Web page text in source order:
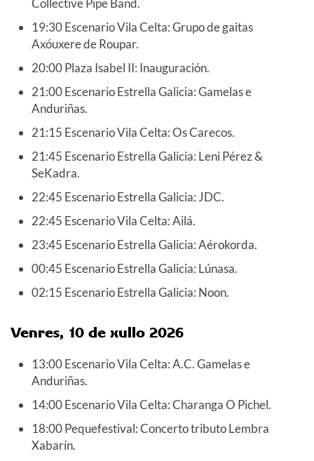
Collective Pipe Band.
19:30 Escenario Vila Celta: Grupo de gaitas
Axóuxere de Roupar.
20:00 Plaza Isabel II: Inauguración.
21:00 Escenario Estrella Galicia: Gamelas e
Anduriñas.
21:15 Escenario Vila Celta: Os Carecos.
21:45 Escenario Estrella Galicia: Leni Pérez &
SeKadra.
22:45 Escenario Estrella Galicia: JDC.
22:45 Escenario Vila Celta: Ailá.
23:45 Escenario Estrella Galicia: Aérokorda.
00:45 Escenario Estrella Galicia: Lúnasa.
02:15 Escenario Estrella Galicia: Noon.
Venres, 10 de xullo 2026
13:00 Escenario Vila Celta: A.C. Gamelas e
Anduriñas.
14:00 Escenario Vila Celta: Charanga O Pichel.
18:00 Pequefestival: Concerto tributo Lembra
Xabarín.